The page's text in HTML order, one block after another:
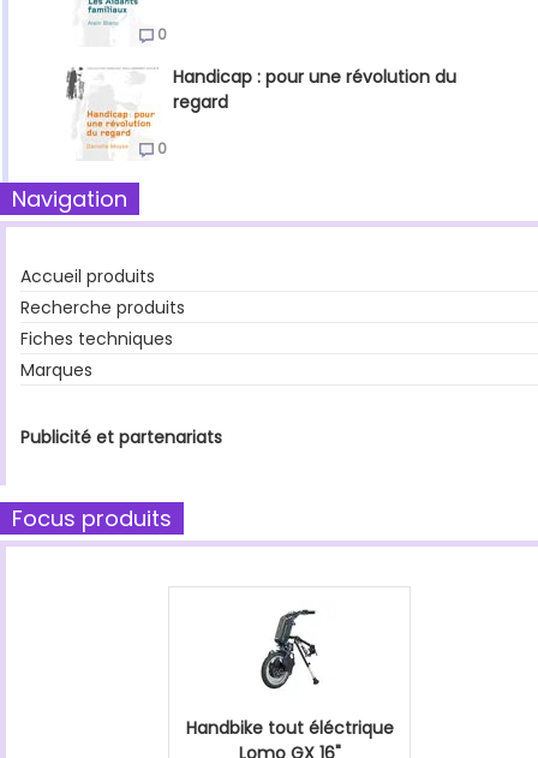
0
Handicap : pour une révolution du
regard
0
Navigation
Accueil produits
Recherche produits
Fiches techniques
Marques
Publicité et partenariats
Focus produits
Handbike tout éléctrique